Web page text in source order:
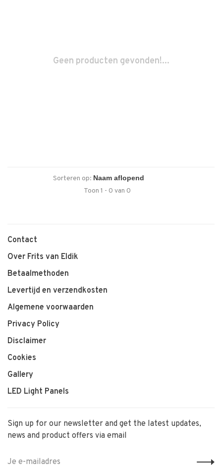
Geen producten gevonden!...
Sorteren op:
Toon 1 - 0 van 0
Contact
Over Frits van Eldik
Betaalmethoden
Levertijd en verzendkosten
Algemene voorwaarden
Privacy Policy
Disclaimer
Cookies
Gallery
LED Light Panels
Sign up for our newsletter and get the latest updates,
news and product offers via email